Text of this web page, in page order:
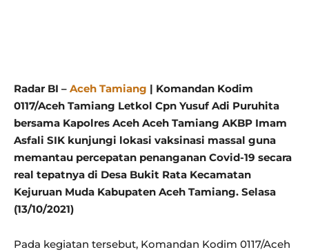
Radar BI – Aceh Tamiang | Komandan Kodim
0117/Aceh Tamiang Letkol Cpn Yusuf Adi Puruhita
bersama Kapolres Aceh Aceh Tamiang AKBP Imam
Asfali SIK kunjungi lokasi vaksinasi massal guna
memantau percepatan penanganan Covid-19 secara
real tepatnya di Desa Bukit Rata Kecamatan
Kejuruan Muda Kabupaten Aceh Tamiang. Selasa
(13/10/2021)
Pada kegiatan tersebut, Komandan Kodim 0117/Aceh